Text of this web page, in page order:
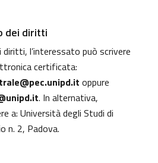
dei diritti
diritti, l’interessato può scrivere
certificata:
oppure
. In alternativa,
a: Università degli Studi di
n. 2, Padova.